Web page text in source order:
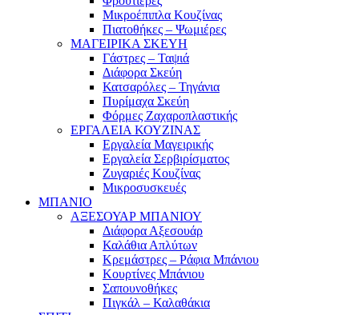
Μικροέπιπλα Κουζίνας
Πιατοθήκες – Ψωμιέρες
ΜΑΓΕΙΡΙΚΑ ΣΚΕΥΗ
Γάστρες – Ταψιά
Διάφορα Σκεύη
Κατσαρόλες – Τηγάνια
Πυρίμαχα Σκεύη
Φόρμες Ζαχαροπλαστικής
ΕΡΓΑΛΕΙΑ ΚΟΥΖΙΝΑΣ
Εργαλεία Μαγειρικής
Εργαλεία Σερβιρίσματος
Ζυγαριές Κουζίνας
Μικροσυσκευές
ΜΠΑΝΙΟ
ΑΞΕΣΟΥΑΡ ΜΠΑΝΙΟΥ
Διάφορα Αξεσουάρ
Καλάθια Απλύτων
Κρεμάστρες – Ράφια Μπάνιου
Κουρτίνες Μπάνιου
Σαπουνοθήκες
Πιγκάλ – Καλαθάκια